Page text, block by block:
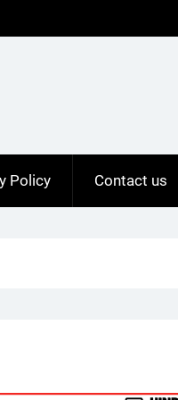
Policy Contact us